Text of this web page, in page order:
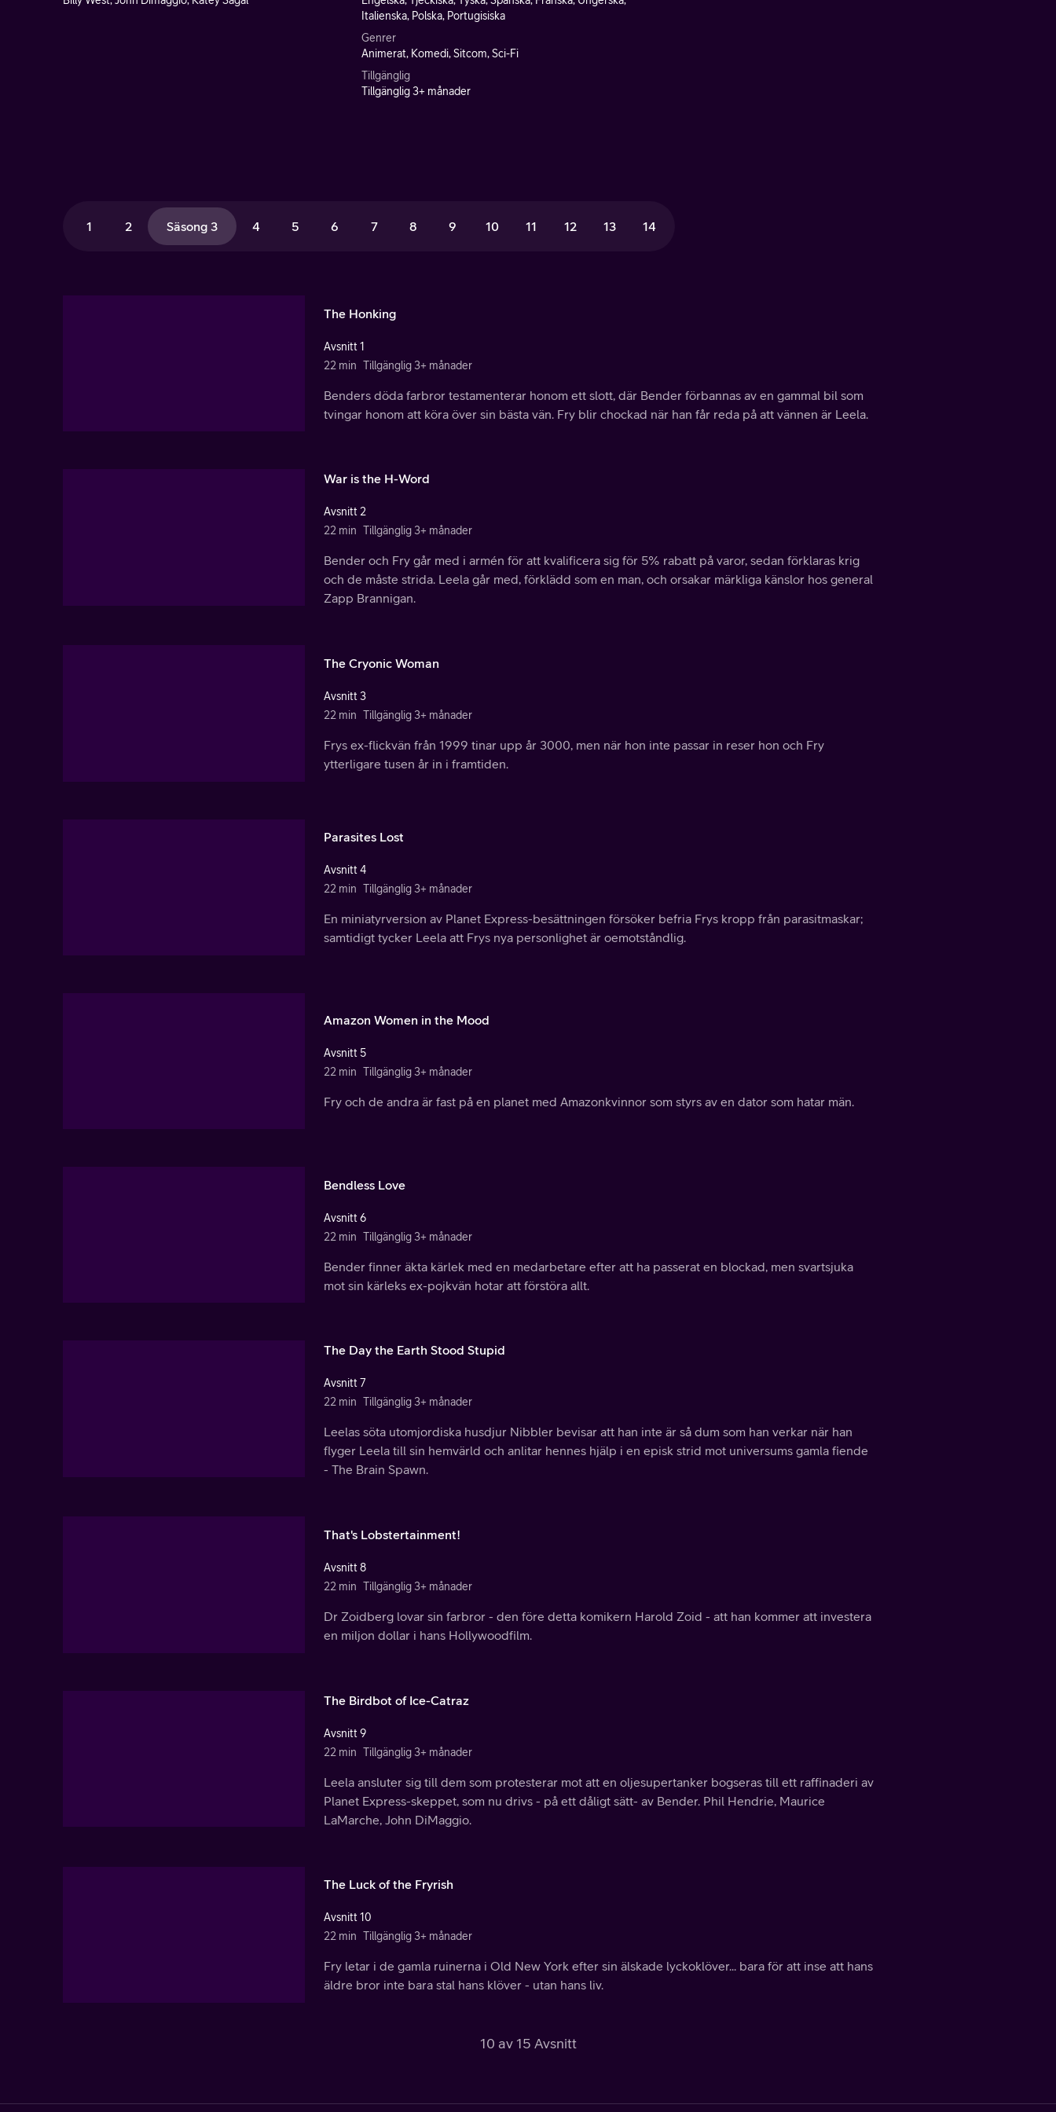
Italienska, Polska, Portugisiska
Genrer
Animerat, Komedi, Sitcom, Sci-Fi
Tillgänglig
Tillgänglig 3+ månader
1 2 Säsong 3 4 5 6 7 8 9 10 11 12 13 14
The Honking
Avsnitt 1
22 min Tillgänglig 3+ månader
Benders döda farbror testamenterar honom ett slott, där Bender förbannas av en gammal bil som
tvingar honom att köra över sin bästa vän. Fry blir chockad när han får reda på att vännen är Leela.
War is the H-Word
Avsnitt 2
22 min Tillgänglig 3+ månader
Bender och Fry går med i armén för att kvalificera sig för 5% rabatt på varor, sedan förklaras krig
och de måste strida. Leela går med, förklädd som en man, och orsakar märkliga känslor hos general
Zapp Brannigan.
The Cryonic Woman
Avsnitt 3
22 min Tillgänglig 3+ månader
Frys ex-flickvän från 1999 tinar upp år 3000, men när hon inte passar in reser hon och Fry
ytterligare tusen år in i framtiden.
Parasites Lost
Avsnitt 4
22 min Tillgänglig 3+ månader
En miniatyrversion av Planet Express-besättningen försöker befria Frys kropp från parasitmaskar;
samtidigt tycker Leela att Frys nya personlighet är oemotståndlig.
Amazon Women in the Mood
Avsnitt 5
22 min Tillgänglig 3+ månader
Fry och de andra är fast på en planet med Amazonkvinnor som styrs av en dator som hatar män.
Bendless Love
Avsnitt 6
22 min Tillgänglig 3+ månader
Bender finner äkta kärlek med en medarbetare efter att ha passerat en blockad, men svartsjuka
mot sin kärleks ex-pojkvän hotar att förstöra allt.
The Day the Earth Stood Stupid
Avsnitt 7
22 min Tillgänglig 3+ månader
Leelas söta utomjordiska husdjur Nibbler bevisar att han inte är så dum som han verkar när han
flyger Leela till sin hemvärld och anlitar hennes hjälp i en episk strid mot universums gamla fiende
- The Brain Spawn.
That's Lobstertainment!
Avsnitt 8
22 min Tillgänglig 3+ månader
Dr Zoidberg lovar sin farbror - den före detta komikern Harold Zoid - att han kommer att investera
en miljon dollar i hans Hollywoodfilm.
The Birdbot of Ice-Catraz
Avsnitt 9
22 min Tillgänglig 3+ månader
Leela ansluter sig till dem som protesterar mot att en oljesupertanker bogseras till ett raffinaderi av
Planet Express-skeppet, som nu drivs - på ett dåligt sätt- av Bender. Phil Hendrie, Maurice
LaMarche, John DiMaggio.
The Luck of the Fryrish
Avsnitt 10
22 min Tillgänglig 3+ månader
Fry letar i de gamla ruinerna i Old New York efter sin älskade lyckoklöver... bara för att inse att hans
äldre bror inte bara stal hans klöver - utan hans liv.
10 av 15 Avsnitt